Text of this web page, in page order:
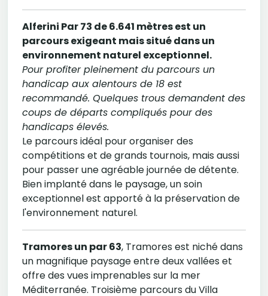
Alferini Par 73 de 6.641 mètres est un
parcours exigeant mais situé dans un
environnement naturel exceptionnel.
Pour profiter pleinement du parcours un
handicap aux alentours de 18 est
recommandé. Quelques trous demandent des
coups de départs compliqués pour des
handicaps élevés.
Le parcours idéal pour organiser des
compétitions et de grands tournois, mais aussi
pour passer une agréable journée de détente.
Bien implanté dans le paysage, un soin
exceptionnel est apporté à la préservation de
l'environnement naturel.
Tramores un par 63, Tramores est niché dans
un magnifique paysage entre deux vallées et
offre des vues imprenables sur la mer
Méditerranée. Troisième parcours du Villa